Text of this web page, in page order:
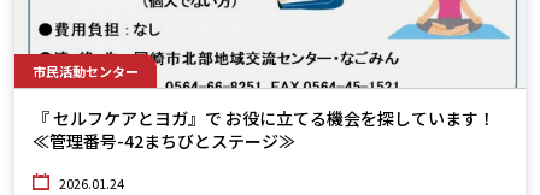
市民活動センター
『 セルフケアとヨガ』で お役に立てる機会を探しています！
≪管理番号-42まちびとステージ≫
2026.01.24